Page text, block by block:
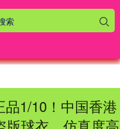
1/10！中国香港